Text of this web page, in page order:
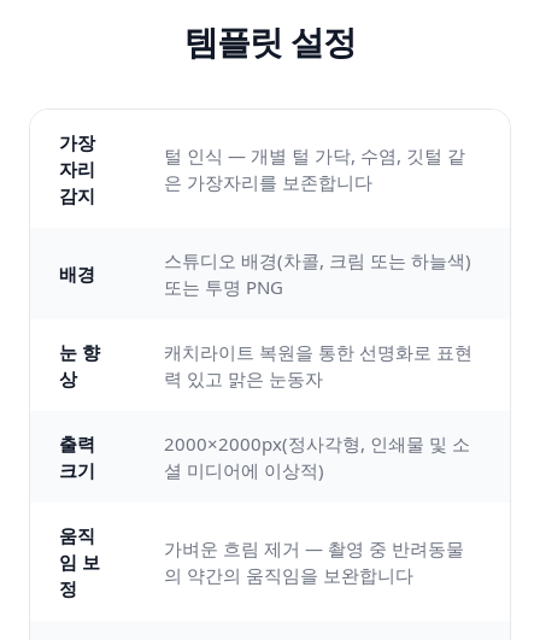
템플릿 설정
가장
자리
감지
털 인식 — 개별 털 가닥, 수염, 깃털 같
은 가장자리를 보존합니다
배경
스튜디오 배경(차콜, 크림 또는 하늘색)
또는 투명 PNG
눈 향
상
캐치라이트 복원을 통한 선명화로 표현
력 있고 맑은 눈동자
출력
크기
2000×2000px(정사각형, 인쇄물 및 소
셜 미디어에 이상적)
움직
임 보
정
가벼운 흐림 제거 — 촬영 중 반려동물
의 약간의 움직임을 보완합니다